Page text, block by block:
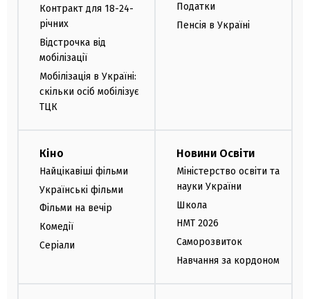
Контракт для 18-24-
річних
Відстрочка від
мобілізації
Мобілізація в Україні:
скільки осіб мобілізує
ТЦК
Податки
Пенсія в Україні
Кіно
Найцікавіші фільми
Українські фільми
Фільми на вечір
Комедії
Серіали
Новини Освіти
Міністерство освіти та
науки України
Школа
НМТ 2026
Саморозвиток
Навчання за кордоном